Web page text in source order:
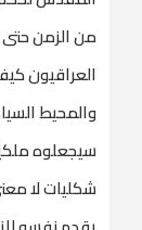
من الزمن
العراقيون
والمحيط
سيجعلوه
شكليات لا